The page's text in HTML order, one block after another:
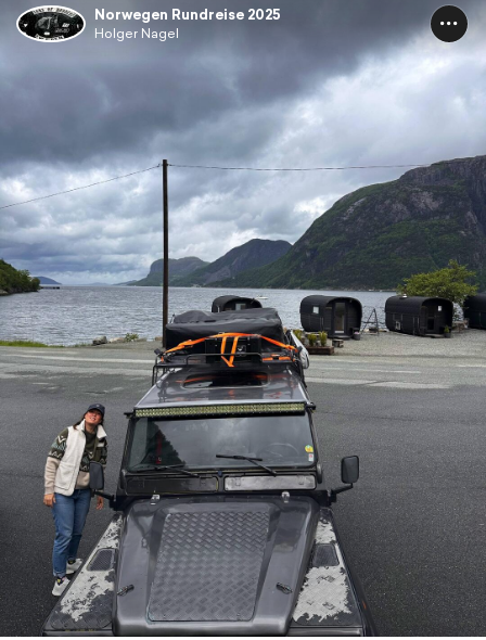
Norwegen Rundreise 2025
Holger Nagel